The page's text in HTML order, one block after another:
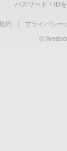
パスワード・ID
約 ｜ プライバシー
©